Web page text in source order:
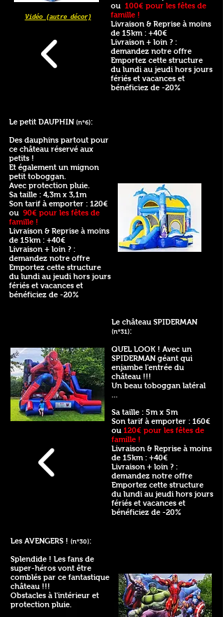
Vidéo (autre décor)
ou 100€ pour les fêtes de
famille !
Livraison & Reprise à moins
de 15km : +40€
Livraison + loin ? :
demandez notre offre
Emportez cette structure
du lundi au jeudi hors jours
fériés et vacances et
bénéficiez de -20%
Le petit DAUPHIN (n°6):
Des dauphins partout pour
ce château réservé aux
petits !
Et également un mignon
petit toboggan.
Avec protection pluie.
Sa taille : 4,3m x 3,1m
Son tarif à emporter : 120€
ou 90€ pour les fêtes de
famille !
Livraison & Reprise à moins
de 15km : +40€
Livraison + loin ? :
demandez notre offre
Emportez cette structure
du lundi au jeudi hors jours
fériés et vacances et
bénéficiez de -20%
Le château SPIDERMAN
(n°31):
QUEL LOOK ! Avec un
SPIDERMAN géant qui
enjambe l'entrée du
château !!!
Un beau toboggan latéral
Sa taille : 5m x 5m
Son tarif à emporter : 160€
ou 120€ pour les fêtes de
famille !
Livraison & Reprise à moins
de 15km : +40€
Livraison + loin ? :
demandez notre offre
Emportez cette structure
du lundi au jeudi hors jours
fériés et vacances et
bénéficiez de -20%
Les AVENGERS ! (n°30):
Splendide ! Les fans de
super-héros vont être
comblés par ce fantastique
château !!!
Obstacles à l'intérieur et
protection pluie.